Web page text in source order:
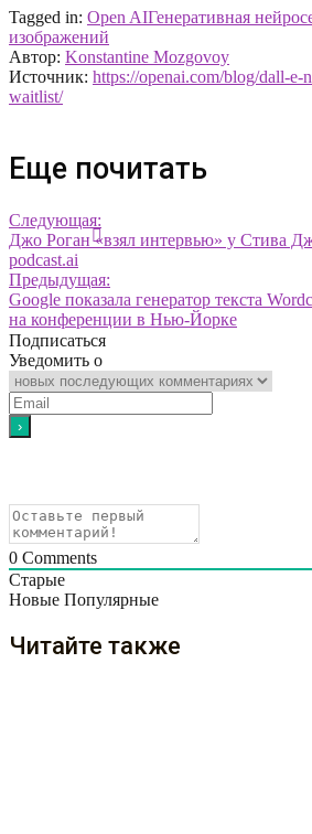
Tagged in: Open AIГенеративная
изображений
Автор: Konstantine Mozgovoy
Источник: https://openai.com/blog/dall-
waitlist/
Еще почитать
Следующая:
Джо Роган «взял интервью» у Стива
podcast.ai
Предыдущая:
Google показала генератор текста
на конференции в Нью-Йорке
Подписаться
Уведомить о
0 Comments
Старые
Новые Популярные
Читайте также